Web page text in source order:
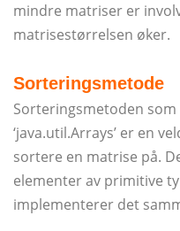
mindre matriser er
matrisestørrelsen øker.
Sorteringsmetode
Sorteringsmetoden som
‘java.util.Arrays’ er en
sortere en matrise på.
elementer av primitive
implementerer det